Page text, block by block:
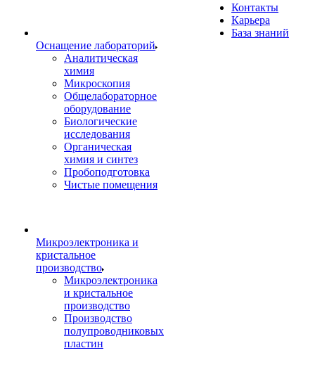
Оснащение лабораторий
Аналитическая
химия
Микроскопия
Общелабораторное
оборудование
Биологические
исследования
Органическая
химия и синтез
Пробоподготовка
Чистые помещения
Микроэлектроника и
кристальное
производство
Микроэлектроника
и кристальное
производство
Производство
полупроводниковых
пластин
Контакты
Карьера
База знаний